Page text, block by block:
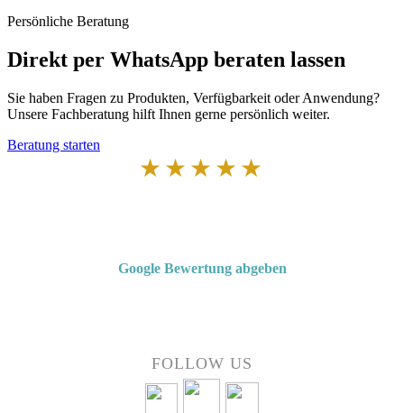
Persönliche Beratung
Direkt per WhatsApp beraten lassen
Sie haben Fragen zu Produkten, Verfügbarkeit oder Anwendung?
Unsere Fachberatung hilft Ihnen gerne persönlich weiter.
Beratung starten
★★★★★
Google Bewertung abgeben
FOLLOW US